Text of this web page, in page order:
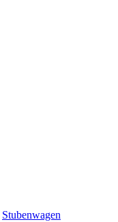
Stubenwagen